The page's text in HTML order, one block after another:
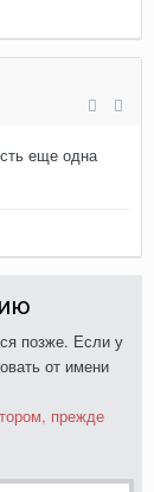
еще одна
позже. Если у
от имени
прежде